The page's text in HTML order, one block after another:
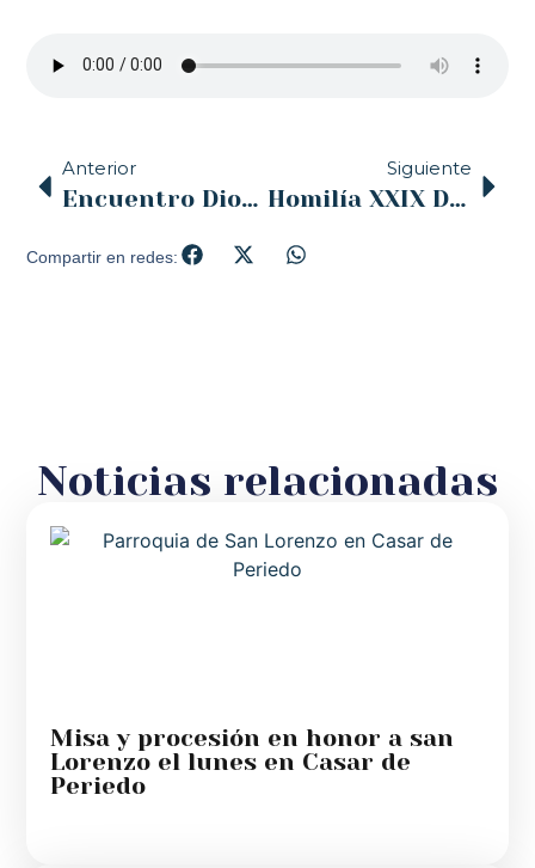
Anterior
Encuentro Diocesano de catequistas de inicio de curso
Siguiente
Homilía XXIX Domingo del Tiempo Ordinario, por D. Ricardo Alvarado del Río, Vicario Episcopal para la Acción Caritativa y Social
Compartir en redes:
Noticias relacionadas
Misa y procesión en honor a san
Lorenzo el lunes en Casar de
Periedo